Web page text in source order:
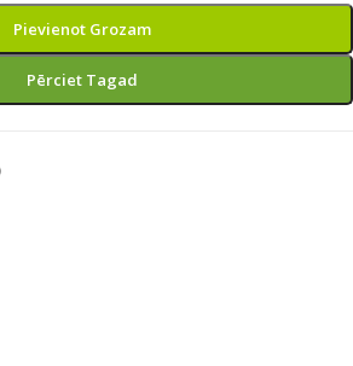
Pievienot Grozam
Pērciet Tagad